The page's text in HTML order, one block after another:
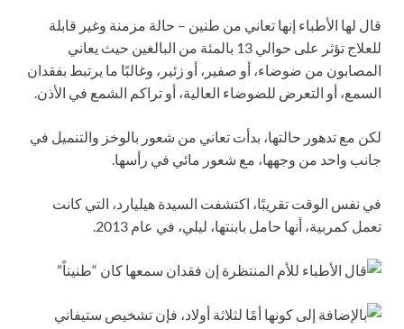
قال لها الأطباء إنها تعاني من طنين – حالة مزمنة وغير قابلة
للعلاج تؤثر على حوالي 13 بالمئة من البالغين حيث يعاني
المصابون من ضوضاء، أو صفير، أو زئير، وغالبًا ما يرتبط بفقدان
السمع، أو التعرض للضوضاء العالية، أو تراكم الشمع في الأذن.
لكن مع تدهور حالتها، بدأت تعاني من شعور بالوخز والتنميل في
جانب واحد من وجهها، مع شعور مائي في رأسها.
في نفس الوقت تقريبًا، اكتشفت السيدة هيليارد، التي كانت
تعمل كمربية، أنها حامل بابنتها، ليلي، في عام 2013.